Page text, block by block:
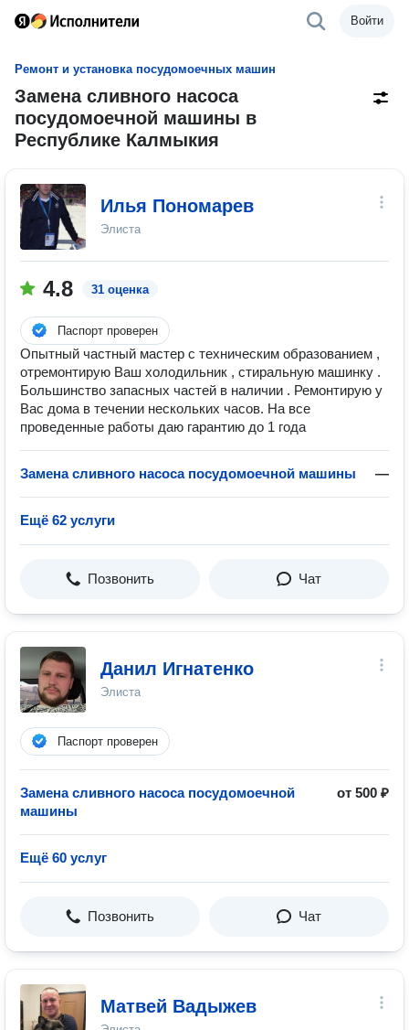
Войти
Ремонт и установка посудомоечных машин
Замена сливного насоса
посудомоечной машины в
Республике Калмыкия
Илья Пономарев
Элиста
4.8 31 оценка
Паспорт проверен
Опытный частный мастер с техническим образованием ,
отремонтирую Ваш холодильник , стиральную машинку .
Большинство запасных частей в наличии . Ремонтирую у
Вас дома в течении нескольких часов. На все
проведенные работы даю гарантию до 1 года
Замена сливного насоса посудомоечной машины —
Ещё 62 услуги
Позвонить Чат
Данил Игнатенко
Элиста
Паспорт проверен
Замена сливного насоса посудомоечной
машины
от 500 ₽
Ещё 60 услуг
Позвонить Чат
Матвей Вадыжев